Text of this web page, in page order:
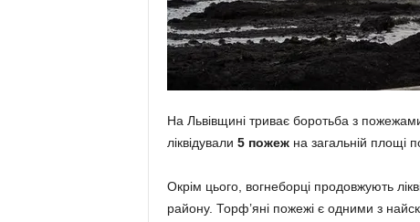
На Львівщині триває боротьба з
ліквідували 5 пожежна загальній площі
Окрім цього, вогнеборці продовжують
району. Торф’яні пожежі є одними з